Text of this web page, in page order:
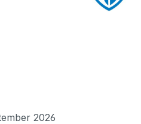
2026